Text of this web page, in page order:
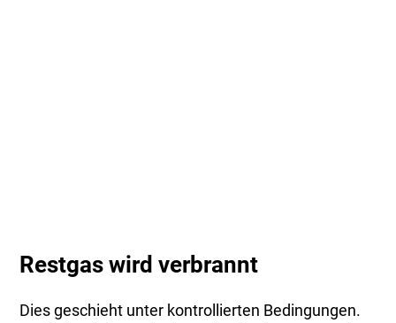
Restgas wird verbrannt
Dies geschieht unter kontrollierten Bedingungen.